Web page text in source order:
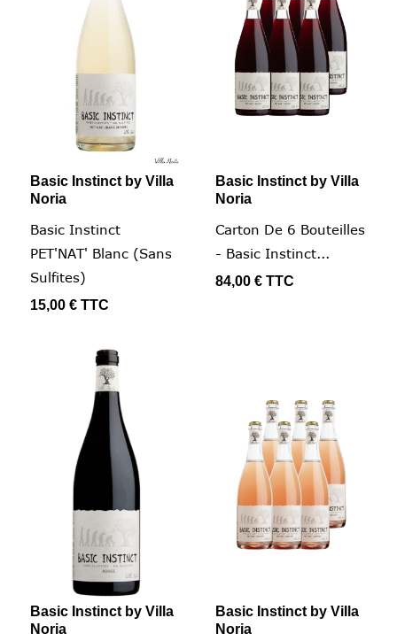
Basic Instinct by Villa
Noria
Basic Instinct
PET'NAT' Blanc (sans
Sulfites)
15,00 € TTC
Basic Instinct by Villa
Noria
Carton De 6 Bouteilles
- Basic Instinct...
84,00 € TTC
Basic Instinct by Villa
Noria
Basic Instinct by Villa
Noria